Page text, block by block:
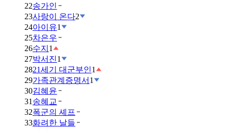
22송가인
23사랑이 온다2
24아이유1
25차은우
26수지 1
27박서진1
2821세기 대군부인1
29가족관계증명서 1
30김혜윤
31 송혜교
32폭군의 셰프
33화려한 날들